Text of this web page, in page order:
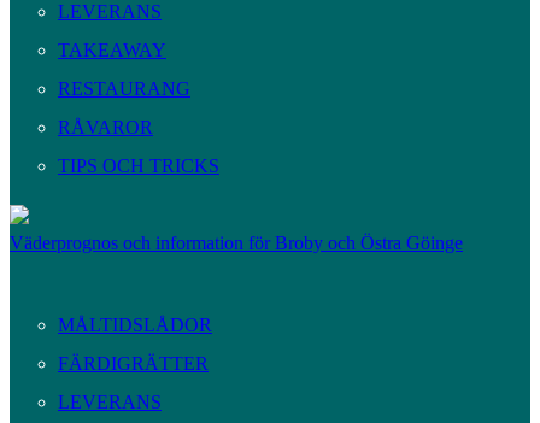
LEVERANS
TAKEAWAY
RESTAURANG
RÅVAROR
TIPS OCH TRICKS
Väderprognos och information för Broby och Östra Göinge
MÅLTIDSLÅDOR
FÄRDIGRÄTTER
LEVERANS